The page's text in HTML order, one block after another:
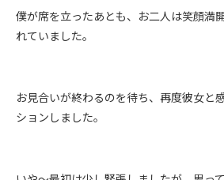
僕が席を立ったあとも、お二人は笑顔満
れていました。
お見合いが終わるのを待ち、再度彼女と
ションしました。